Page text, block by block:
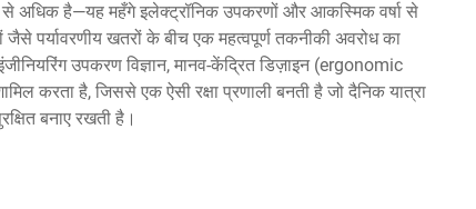
अधिक है—यह महँगे इलेक्ट्रॉनिक उपकरणों और आकस्मिक वर्षा से
पर्यावरणीय खतरों के बीच एक महत्वपूर्ण तकनीकी अवरोध का
उपकरण विज्ञान, मानव-केंद्रित डिज़ाइन (ergonomic
करता है, जिससे एक ऐसी रक्षा प्रणाली बनती है जो दैनिक यात्रा
बनाए रखती है।